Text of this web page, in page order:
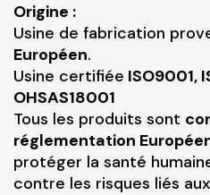
Origine :
Usine de fabrication
Européen.
Usine certifiée ISO9001,
OHSAS18001
Tous les produits sont
réglementation
protéger la santé
contre les risques liés